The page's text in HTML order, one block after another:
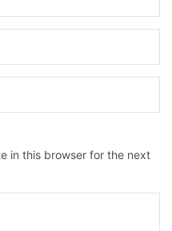
in this browser for the next